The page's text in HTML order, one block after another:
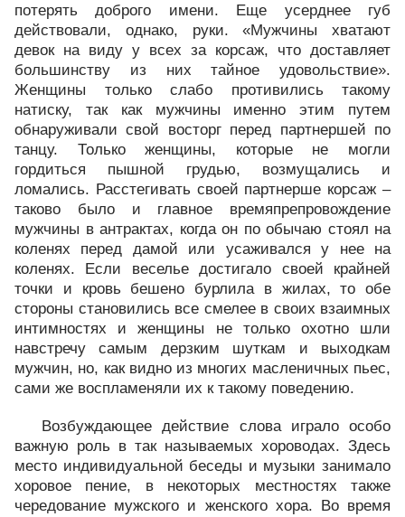
потерять доброго имени. Еще усерднее губ
действовали, однако, руки. «Мужчины хватают
девок на виду у всех за корсаж, что доставляет
большинству из них тайное удовольствие».
Женщины только слабо противились такому
натиску, так как мужчины именно этим путем
обнаруживали свой восторг перед партнершей по
танцу. Только женщины, которые не могли
гордиться пышной грудью, возмущались и
ломались. Расстегивать своей партнерше корсаж –
таково было и главное времяпрепровождение
мужчины в антрактах, когда он по обычаю стоял на
коленях перед дамой или усаживался у нее на
коленях. Если веселье достигало своей крайней
точки и кровь бешено бурлила в жилах, то обе
стороны становились все смелее в своих взаимных
интимностях и женщины не только охотно шли
навстречу самым дерзким шуткам и выходкам
мужчин, но, как видно из многих масленичных пьес,
сами же воспламеняли их к такому поведению.
Возбуждающее действие слова играло особо
важную роль в так называемых хороводах. Здесь
место индивидуальной беседы и музыки занимало
хоровое пение, в некоторых местностях также
чередование мужского и женского хора. Во время